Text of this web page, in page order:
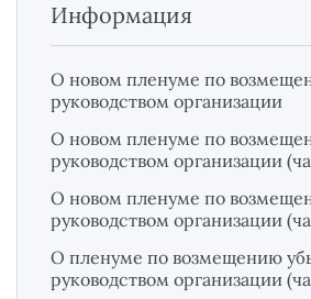
Информация
О новом пленуме по
руководством организации
О новом пленуме по
руководством организации
О новом пленуме по
руководством организации
О пленуме по возмещению
руководством организации